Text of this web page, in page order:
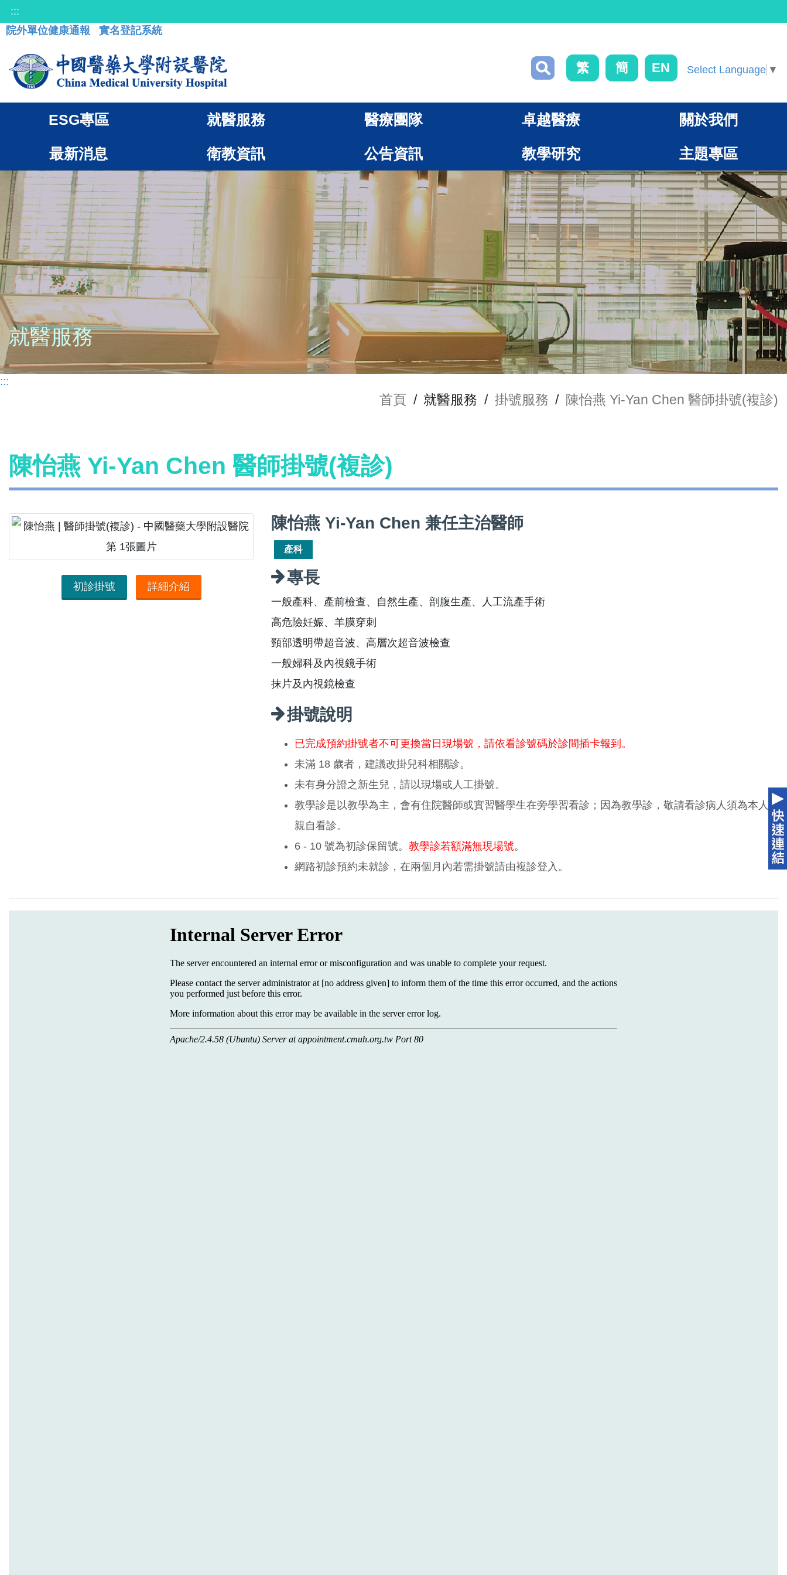
:::
院外單位健康通報
實名登記系統
繁 簡 EN Select Language ▼
ESG專區 就醫服務 醫療團隊 卓越醫療 關於我們
最新消息 衛教資訊 公告資訊 教學研究 主題專區
就醫服務
:::
首頁 / 就醫服務 / 掛號服務 / 陳怡燕 Yi-Yan Chen 醫師掛號(複診)
陳怡燕 Yi-Yan Chen 醫師掛號(複診)
初診掛號 詳細介紹
陳怡燕 Yi-Yan Chen 兼任主治醫師
產科
專長
一般產科、產前檢查、自然生產、剖腹生產、人工流產手術
高危險妊娠、羊膜穿刺
頸部透明帶超音波、高層次超音波檢查
一般婦科及內視鏡手術
抹片及內視鏡檢查
掛號說明
已完成預約掛號者不可更換當日現場號，請依看診號碼於診間插卡報到。
未滿 18 歲者，建議改掛兒科相關診。
未有身分證之新生兒，請以現場或人工掛號。
教學診是以教學為主，會有住院醫師或實習醫學生在旁學習看診；因為教學診，敬請看診病人須為本人
親自看診。
6 - 10 號為初診保留號。 教學診若額滿無現場號。
網路初診預約未就診，在兩個月內若需掛號請由複診登入。